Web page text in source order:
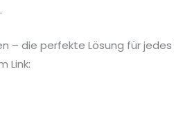
– die perfekte Lösung für jedes
Link: